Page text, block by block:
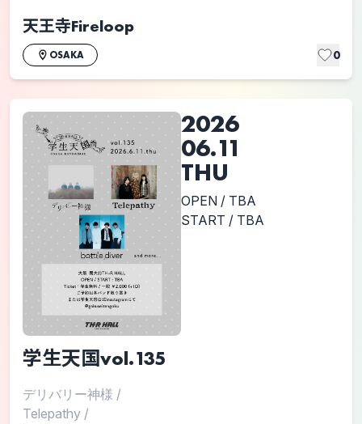
天王寺Fireloop
OSAKA 0
2026
06.11
THU
OPEN / TBA
START / TBA
学生天国vol.135
デリバリー神様 /
Telepathy /